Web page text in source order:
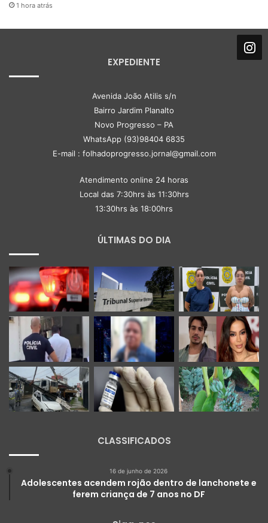
1 hora atrás
EXPEDIENTE
Avenida João Atilis s/n
Bairro Jardim Planalto
Novo Progresso – PA
WhatsApp (93)98404 6835
E-mail : folhadoprogresso.jornal@gmail.com
Atendimento online 24 horas
Local das 7:30hrs às 11:30hrs
13:30hrs às 18:00hrs
ÚLTIMAS DO DIA
CLASSIFICADOS
16 de junho de 2026
Adolescentes acendem rojão dentro de lanchonete e
ferem criança de 7 anos no DF